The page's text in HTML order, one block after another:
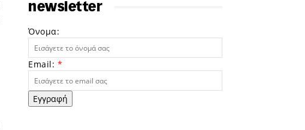
newsletter
Όνομα:
Email: *
Εγγραφή